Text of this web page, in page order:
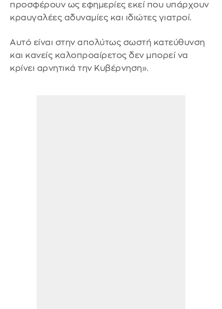
προσφέρουν ως εφημερίες εκεί που υπάρχουν
κραυγαλέες αδυναμίες και ιδιώτες γιατροί.
Αυτό είναι στην απολύτως σωστή κατεύθυνση
και κανείς καλοπροαίρετος δεν μπορεί να
κρίνει αρνητικά την Κυβέρνηση».